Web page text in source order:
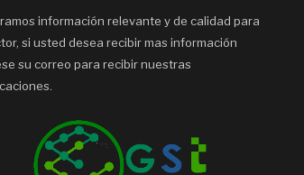
información relevante y de calidad para
si usted desea recibir mas información
su correo para recibir nuestras